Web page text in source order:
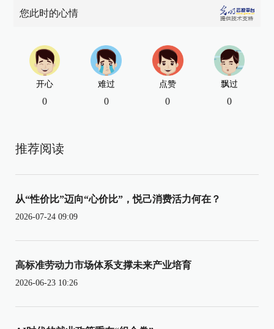
您此时的心情
开心
0
难过
0
点赞
0
飘过
0
推荐阅读
从“性价比”迈向“心价比”，悦己消费活力何在？
2026-07-24 09:09
高标准劳动力市场体系支撑未来产业培育
2026-06-23 10:26